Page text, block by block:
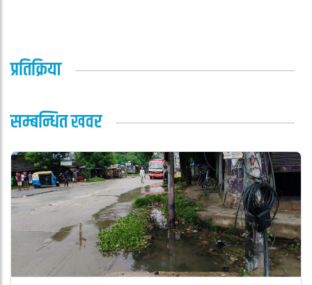
प्रतिक्रिया
सम्बन्धित खवर